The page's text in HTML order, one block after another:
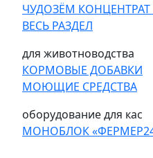
ЧУДОЗЁМ
ВЕСЬ РАЗДЕЛ
для животноводства
КОРМОВЫЕ ДОБАВКИ
МОЮЩИЕ СРЕДСТВА
оборудование для кас
МОНОБЛОК